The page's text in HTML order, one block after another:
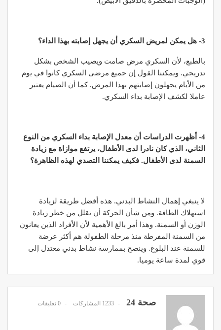
3- هل يمكن لمريض السكري أن يجهل إصابته بهذا الداء؟
بالطبع، لأن السكري مرض صامت ويصيب الشخص بشكل
تدريجي. ويمكننا القول إن جميع مرضى السكري كانوا في يوم
من الأيام يجهلون إصابتهم بهذا المرض. كما أن الصيام يعتبر
عاملا لكشف الإصابة بداء السكري.
4- أظهرت الدراسات أن معدل الإصابة بداء السكري من النوع
الثاني، الذي كان نادرا لدى الأطفال، يرتفع موازاة مع زيادة
السمنة لدى الأطفال. فكيف يمكننا التصدي لهذه الظاهرة؟
لا ينبغي إهمال النشاط البدني. هذه أفضل طريقة لزيادة
استهلاك الطاقة. ومن شأن الحركة أن تقلل من خطر زيادة
الوزن أو السمنة. وهذا أمر بالغ الأهمية لأن الأفراد الذين يعانون
من السمنة المفرطة منذ مرحلة الطفولة هم أكثر عرضة
للسمنة عند البلوغ. وينصح بممارسة نشاط بدني معتدل إلى
قوي لمدة ساعة يوميا.
صحة 24 1233 المشاركات 0 تعليقات